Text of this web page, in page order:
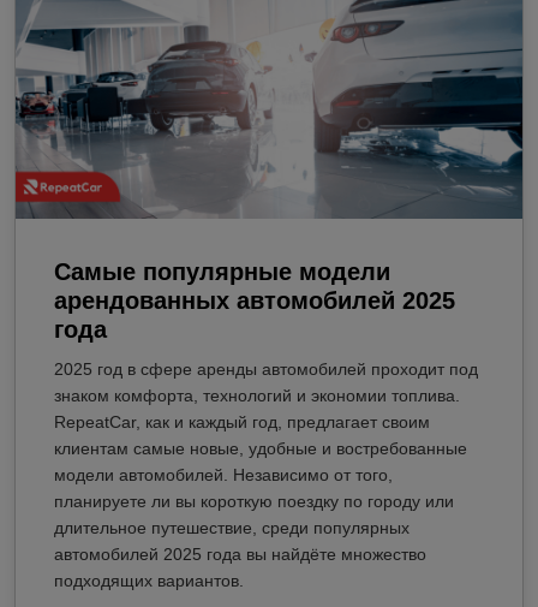
Самые популярные модели
арендованных автомобилей 2025
года
2025 год в сфере аренды автомобилей проходит под
знаком комфорта, технологий и экономии топлива.
RepeatCar, как и каждый год, предлагает своим
клиентам самые новые, удобные и востребованные
модели автомобилей. Независимо от того,
планируете ли вы короткую поездку по городу или
длительное путешествие, среди популярных
автомобилей 2025 года вы найдёте множество
подходящих вариантов.